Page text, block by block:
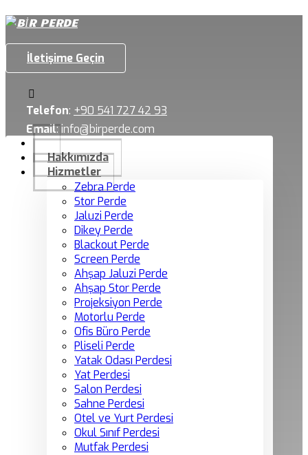
İletişime Geçin
Telefon: +90 541 727 42 93
Email:info@birperde.com
Hakkımızda
Hizmetler
Zebra Perde
Stor Perde
Jaluzi Perde
Dikey Perde
Blackout Perde
Screen Perde
Ahşap Jaluzi Perde
Ahşap Stor Perde
Projeksiyon Perde
Motorlu Perde
Ofis Büro Perde
Pliseli Perde
Yatak Odası Perdesi
Yat Perdesi
Salon Perdesi
Sahne Perdesi
Otel ve Yurt Perdesi
Okul Sınıf Perdesi
Mutfak Perdesi